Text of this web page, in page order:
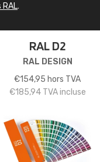
.
RAL D2
RAL DESIGN
€154,95 hors TVA
€185,94TVA incluse